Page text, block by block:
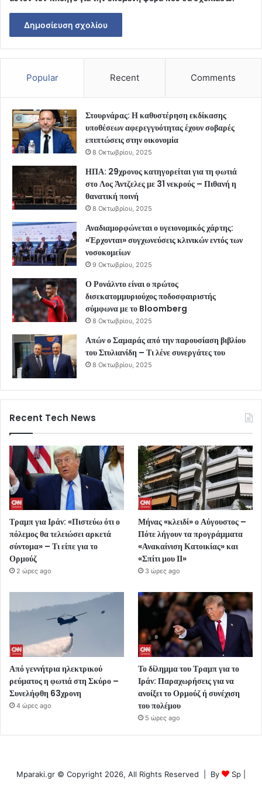
Popular Recent Comments
Στουρνάρας: Η καθυστέρηση εκδίκασης
υποθέσεων αφερεγγυότητας έχουν σοβαρές
επιπτώσεις στην οικονομία
8 Οκτωβρίου, 2025
ΗΠΑ: 29χρονος κατηγορείται για τη φωτιά
στο Λος Άντζελες με 31 νεκρούς – Πιθανή η
θανατική ποινή
8 Οκτωβρίου, 2025
Αναδιαμορφώνεται ο υγειονομικός χάρτης:
«Έρχονται» συγχωνεύσεις κλινικών εντός των
νοσοκομείων
9 Οκτωβρίου, 2025
Ο Ρονάλντο είναι ο πρώτος
δισεκατομμυριούχος ποδοσφαιριστής
σύμφωνα με το Bloomberg
8 Οκτωβρίου, 2025
Απών ο Σαμαράς από την παρουσίαση βιβλίου
του Στυλιανίδη – Τι λένε συνεργάτες του
8 Οκτωβρίου, 2025
Recent Tech News
Τραμπ για Ιράν: «Πιστεύω ότι ο
πόλεμος θα τελειώσει αρκετά
σύντομα» – Τι είπε για το
Ορμούζ
2 ώρες ago
Μήνας «κλειδί» ο Αύγουστος –
Πότε λήγουν τα προγράμματα
«Ανακαίνιση Κατοικίας» και
«Σπίτι μου ΙΙ»
3 ώρες ago
Από γεννήτρια ηλεκτρικού
ρεύματος η φωτιά στη Σκύρο –
Συνελήφθη 63χρονη
4 ώρες ago
Το δίλημμα του Τραμπ για το
Ιράν: Παραχωρήσεις για να
ανοίξει το Ορμούζ ή συνέχιση
του πολέμου
5 ώρες ago
Mparaki.gr © Copyright 2026, All Rights Reserved | By Sp